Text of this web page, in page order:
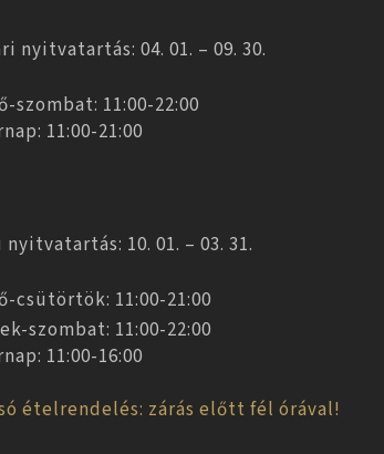
nyitvatartás: 04. 01. – 09. 30.
szombat: 11:00-22:00
11:00-21:00
10. 01. – 03. 31.
csütörtök: 11:00-21:00
szombat: 11:00-22:00
11:00-16:00
ételrendelés: zárás előtt fél órával!